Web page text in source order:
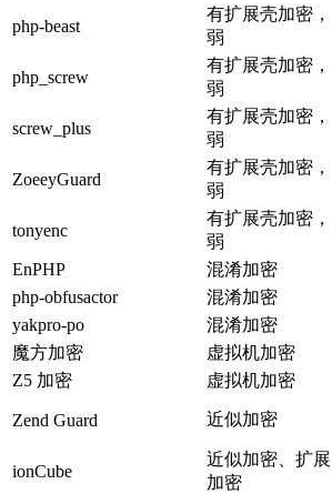
php-beast
有扩展壳加密，
弱
php_screw
有扩展壳加密，
弱
screw_plus
有扩展壳加密，
弱
ZoeeyGuard
有扩展壳加密，
弱
tonyenc
有扩展壳加密，
弱
EnPHP
混淆加密
php-obfusactor
混淆加密
yakpro-po
混淆加密
魔方加密
虚拟机加密
Z5 加密
虚拟机加密
Zend Guard 近似加密
ionCube
近似加密、扩展
加密